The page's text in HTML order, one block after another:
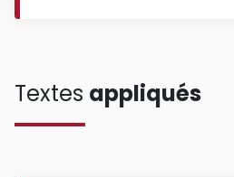
Textes appliqués